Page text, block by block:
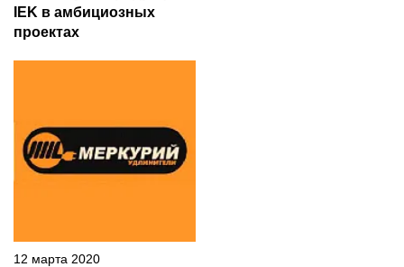
IEK в амбициозных
проектах
12 марта 2020